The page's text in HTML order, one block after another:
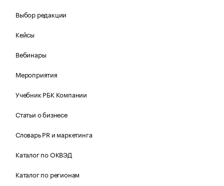
Выбор редакции
Кейсы
Вебинары
Мероприятия
Учебник РБК Компании
Статьи о бизнесе
Словарь PR и маркетинга
Каталог по ОКВЭД
Каталог по регионам